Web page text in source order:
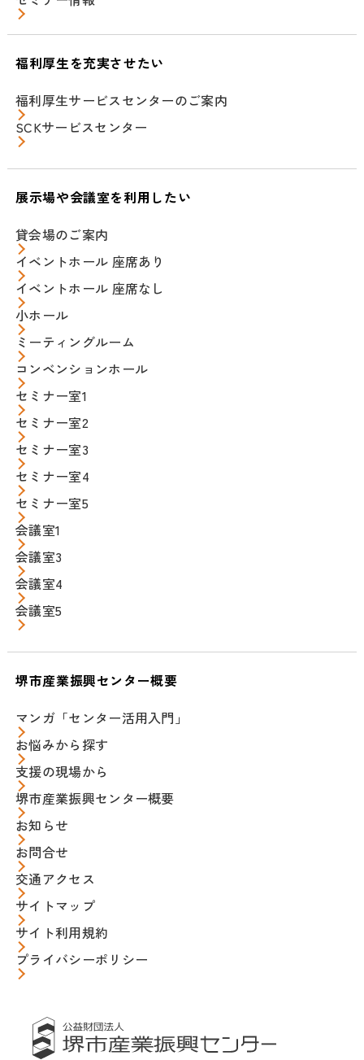
福利厚生を充実させたい
福利厚生サービスセンターのご案内
SCKサービスセンター
展示場や会議室を利用したい
貸会場のご案内
イベントホール 座席あり
イベントホール 座席なし
小ホール
ミーティングルーム
コンベンションホール
セミナー室1
セミナー室2
セミナー室3
セミナー室4
セミナー室5
会議室1
会議室3
会議室4
会議室5
堺市産業振興センター概要
マンガ「センター活用入門」
お悩みから探す
支援の現場から
堺市産業振興センター概要
お知らせ
お問合せ
交通アクセス
サイトマップ
サイト利用規約
プライバシーポリシー